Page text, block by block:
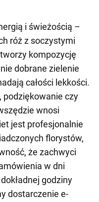
i świeżością –
róż z soczystymi
kompozycję
dobrane zielenie
całości lekkości.
podziękowanie czy
wnosi
jest profesjonalnie
florystów,
że zachwyci
w dni
godziny
dostarczenie e-